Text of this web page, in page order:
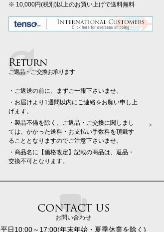
※ 10,000円(税別)以上のお買い上げで送料無料
Return
ご返品・ご交換お承ります
・ご返送の前に、まずご一報下さいませ。
・お届けより1週間以内にご連絡をお願い申し上
げます。
・製品不備を除く、ご返品・ご交換に関しまし
ては、かかった送料・お支払い手数料を頂戴す
ることとなりますのでご注意下さいませ。
・商品名に【価格改定】記載の商品は、返品・
交換不可となります。
CONTACT US
お問い合わせ
平日10:00～17:00(年末年始・夏季休業を除く)